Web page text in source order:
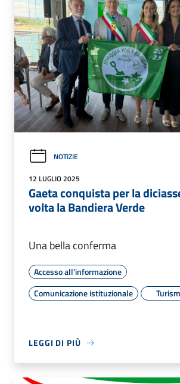
NOTIZIE
12 LUGLIO 2025
Gaeta conquista per la
volta la Bandiera Verde
Una bella conferma
Accesso all'informazione
Comunicazione istituzionale
LEGGI DI PIÙ